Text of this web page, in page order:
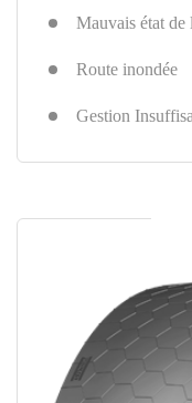
Services
Solution
Pré-vente
Services centraux de
Cas de gros client
Constructeur
Mauvais état de
Route inondée
Gestion